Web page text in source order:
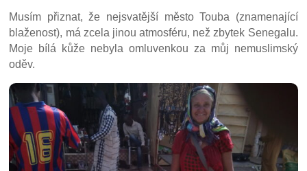
Musím přiznat, že nejsvatější město Touba (znamenající
blaženost), má zcela jinou atmosféru, než zbytek Senegalu.
Moje bílá kůže nebyla omluvenkou za můj nemuslimský
oděv.